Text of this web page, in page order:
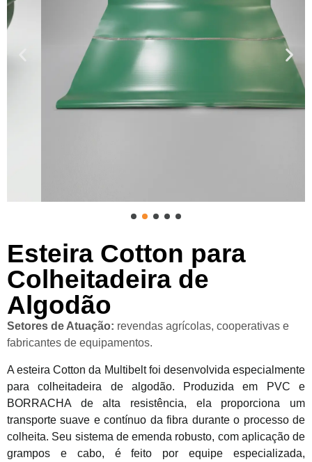
Esteira Cotton para
Colheitadeira de
Algodão
Setores de Atuação: revendas agrícolas, cooperativas e
fabricantes de equipamentos.
A esteira Cotton da Multibelt foi desenvolvida especialmente
para colheitadeira de algodão. Produzida em PVC e
BORRACHA de alta resistência, ela proporciona um
transporte suave e contínuo da fibra durante o processo de
colheita. Seu sistema de emenda robusto, com aplicação de
grampos e cabo, é feito por equipe especializada,